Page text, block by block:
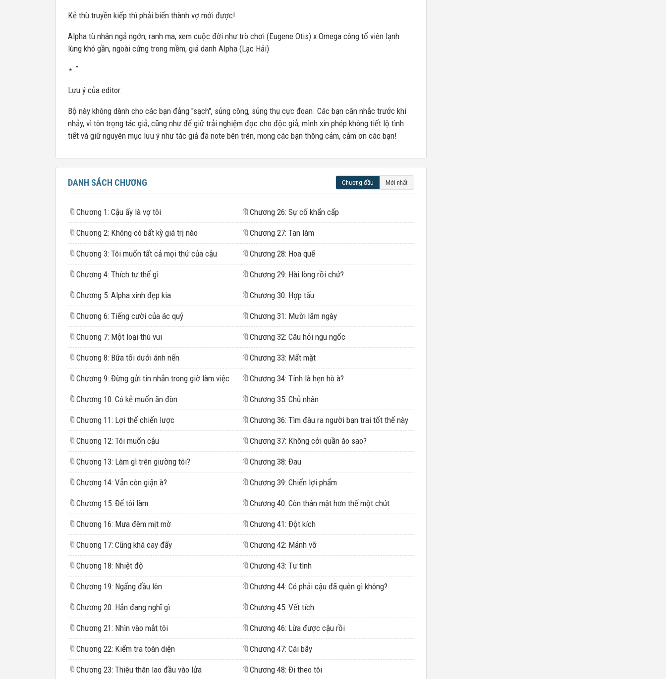
Kẻ thù truyền kiếp thì phải biến thành vợ mới được!
Alpha tù nhân ngả ngớn, ranh ma, xem cuộc đời như trò chơi (Eugene Otis) x Omega công tố viên lạnh
lùng khó gần, ngoài cứng trong mềm, giả danh Alpha (Lạc Hải)
⋆.˚
Lưu ý của editor:
Bộ này không dành cho các bạn đảng "sạch", sủng công, sủng thụ cực đoan. Các bạn cân nhắc trước khi
nhảy, vì tôn trọng tác giả, cũng như để giữ trải nghiệm đọc cho độc giả, mình xin phép không tiết lộ tình
tiết và giữ nguyên mục lưu ý như tác giả đã note bên trên, mong các bạn thông cảm, cảm ơn các bạn!
DANH SÁCH CHƯƠNG Chương đầu Mới nhất
🔖 Chương 1: Cậu ấy là vợ tôi
🔖 Chương 2: Không có bất kỳ giá trị nào
🔖 Chương 3: Tôi muốn tất cả mọi thứ của cậu
🔖 Chương 4: Thích tư thế gì
🔖 Chương 5: Alpha xinh đẹp kia
🔖 Chương 6: Tiếng cười của ác quỷ
🔖 Chương 7: Một loại thú vui
🔖 Chương 8: Bữa tối dưới ánh nến
🔖 Chương 9: Đừng gửi tin nhắn trong giờ làm việc
🔖 Chương 10: Có kẻ muốn ăn đòn
🔖 Chương 11: Lợi thế chiến lược
🔖 Chương 12: Tôi muốn cậu
🔖 Chương 13: Làm gì trên giường tôi?
🔖 Chương 14: Vẫn còn giận à?
🔖 Chương 15: Để tôi làm
🔖 Chương 16: Mưa đêm mịt mờ
🔖 Chương 17: Cũng khá cay đấy
🔖 Chương 18: Nhiệt độ
🔖 Chương 19: Ngẩng đầu lên
🔖 Chương 20: Hắn đang nghĩ gì
🔖 Chương 21: Nhìn vào mắt tôi
🔖 Chương 22: Kiểm tra toàn diện
🔖 Chương 23: Thiêu thân lao đầu vào lửa
🔖 Chương 26: Sự cố khẩn cấp
🔖 Chương 27: Tan làm
🔖 Chương 28: Hoa quế
🔖 Chương 29: Hài lòng rồi chứ?
🔖 Chương 30: Hợp tấu
🔖 Chương 31: Mười lăm ngày
🔖 Chương 32: Câu hỏi ngu ngốc
🔖 Chương 33: Mất mặt
🔖 Chương 34: Tính là hẹn hò à?
🔖 Chương 35: Chủ nhân
🔖 Chương 36: Tìm đâu ra người bạn trai tốt thế này
🔖 Chương 37: Không cởi quần áo sao?
🔖 Chương 38: Đau
🔖 Chương 39: Chiến lợi phẩm
🔖 Chương 40: Còn thân mật hơn thế một chút
🔖 Chương 41: Đột kích
🔖 Chương 42: Mảnh vỡ
🔖 Chương 43: Tư tình
🔖 Chương 44: Có phải cậu đã quên gì không?
🔖 Chương 45: Vết tích
🔖 Chương 46: Lừa được cậu rồi
🔖 Chương 47: Cái bẫy
🔖 Chương 48: Đi theo tôi